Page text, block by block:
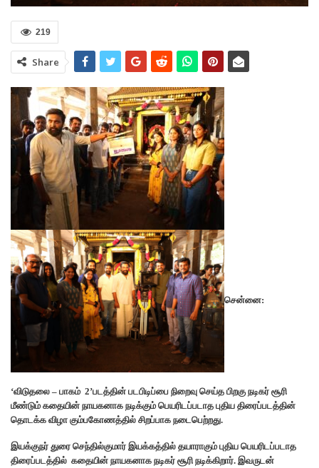
219
Share
சென்னை:
‘விடுதலை – பாகம் 2’படத்தின் படபிடிப்பை நிறைவு செய்த பிறகு நடிகர் சூரி
மீண்டும் கதையின் நாயகனாக நடிக்கும் பெயரிடப்படாத புதிய திரைப்படத்தின்
தொடக்க விழா கும்பகோணத்தில் சிறப்பாக நடைபெற்றது.
இயக்குநர் துரை செந்தில்குமார் இயக்கத்தில் தயாராகும் புதிய பெயரிடப்படாத
திரைப்படத்தில் கதையின் நாயகனாக நடிகர் சூரி நடிக்கிறார். இவருடன்